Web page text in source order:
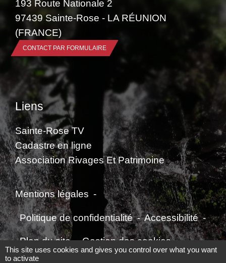
193 Route Nationale 2
97439 Sainte-Rose - LA RÉUNION
(FRANCE)
CONTACT PAR FORMULAIRE
Liens
Sainte-Rose TV
Cadastre en ligne
Association Rivages Et Patrimoine
Mentions légales -
Politique de confidentialité - Accessibilité -
Plan du site - Gestion des cookies
This site uses cookies and gives you control over what you want
to activate